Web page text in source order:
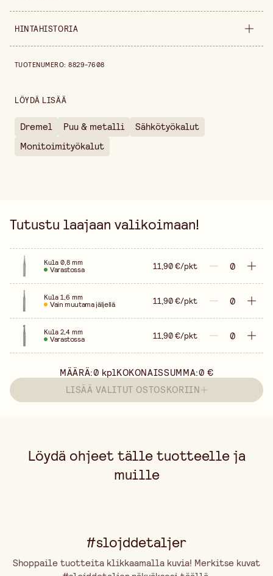
Tuoteversio kula 0,8 mm
Korkeus
Myyntiyksikkö
HINTAHISTORIA
TUOTENUMERO:8829-7608
LÖYDÄ LISÄÄ
Dremel Puu & metalli
Sähkötyökalut
Monitoimityökalut
Tutustu laajaan valikoimaan!
Kula 0,8 mm
Varastossa 11,90 €/pkt
Kula 1,6 mm
Vain muutama jäljellä 11,90 €/pkt
Kula 2,4 mm
Varastossa 11,90 €/pkt
MÄÄRÄ:0 kplKOKONAISSUMMA:0 €
LISÄÄ VALITUT OSTOSKORIIN
Löydä ohjeet tälle tuotteelle ja
muille
#slojddetaljer
Shoppaile tuotteita klikkaamalla kuvia! Merkitse kuvat